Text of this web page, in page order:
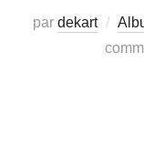
par dekart